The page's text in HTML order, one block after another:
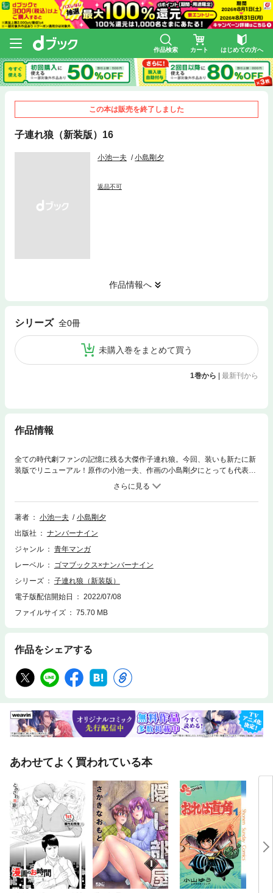
作品検索 カート はじめての方へ
この本は販売を終了しました
子連れ狼（新装版）16
小池一夫 小島剛夕
返品不可
作品情報へ
シリーズ 全0冊
未購入巻をまとめて買う
1巻から 最新刊から
作品情報
全ての時代劇ファンの記憶に残る大傑作子連れ狼。今回、装いも新たに新
装版でリニューアル！原作の小池一夫、作画の小島剛夕にとっても代表作
なった。さらに＜大五郎！ちゃん！＞が流行語にまでになった萬屋錦之介
主演のテレビシリーズが大ヒット、まさに一世を風靡した。江戸時代、柳
生一族の陰謀により公儀介錯人の地位を追われ、妻をも殺された拝一刀 は
残された幼子大五郎を連れ復讐の日々を送る。次々に送られてくる刺客に
著者 小池一夫
小島剛夕
出版社
ナンバーナイン
ジャンル
青年マンガ
レーベル
ゴマブックス×ナンバーナイン
シリーズ
子連れ狼（新装版）
電子版配信開始日
2022/07/08
ファイルサイズ
75.70 MB
作品をシェアする
あわせてよく買われている本